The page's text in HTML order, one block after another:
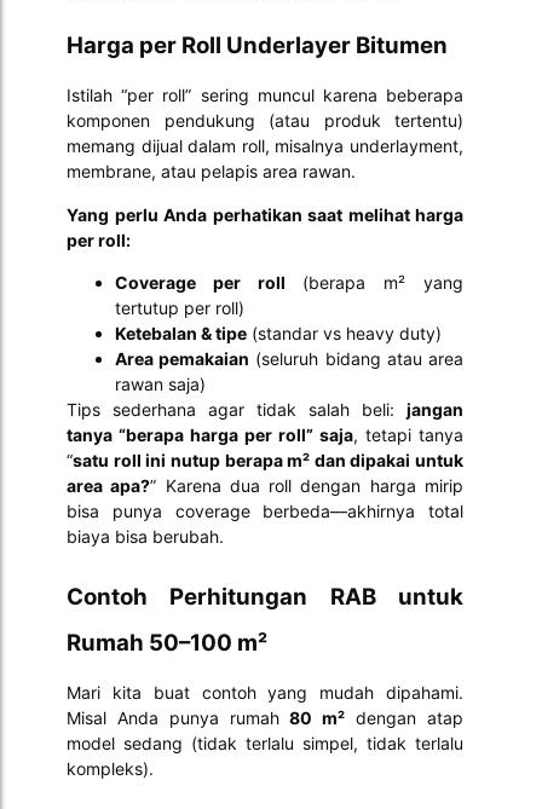
Harga per Roll Underlayer Bitumen
Istilah “per roll” sering muncul karena beberapa
komponen pendukung (atau produk tertentu)
memang dijual dalam roll, misalnya underlayment,
membrane, atau pelapis area rawan.
Yang perlu Anda perhatikan saat melihat harga
per roll:
Coverage per roll (berapa m² yang
tertutup per roll)
Ketebalan & tipe (standar vs heavy duty)
Area pemakaian (seluruh bidang atau area
rawan saja)
Tips sederhana agar tidak salah beli: jangan
tanya “berapa harga per roll” saja, tetapi tanya
“satu roll ini nutup berapa m² dan dipakai untuk
area apa?” Karena dua roll dengan harga mirip
bisa punya coverage berbeda—akhirnya total
biaya bisa berubah.
Contoh Perhitungan RAB untuk
Rumah 50–100 m²
Mari kita buat contoh yang mudah dipahami.
Misal Anda punya rumah80 m² dengan atap
model sedang (tidak terlalu simpel, tidak terlalu
kompleks).